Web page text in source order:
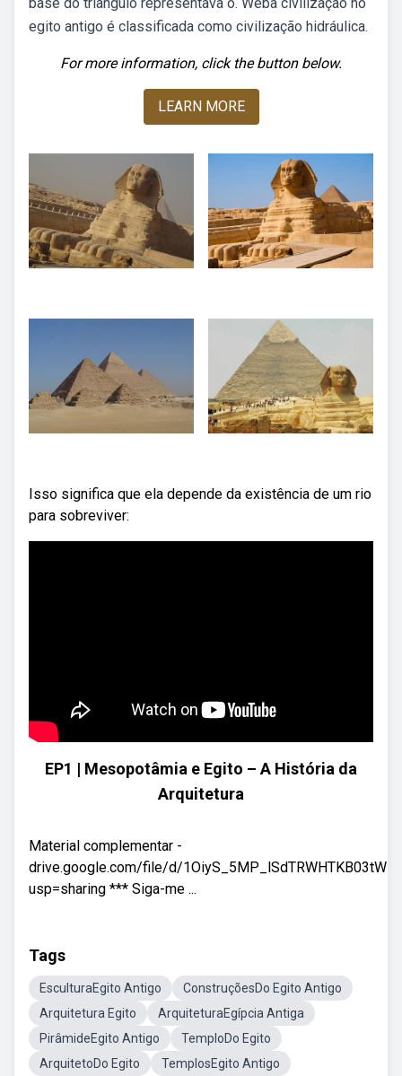
egito antigo é classificada como civilização hidráulica.
For more information, click the button below.
LEARN MORE
Isso significa que ela depende da existência de um rio
para sobreviver:
EP1 | Mesopotâmia e Egito – A História da
Arquitetura
Material complementar -
drive.google.com/file/d/
usp=sharing *** Siga-me ...
Tags
EsculturaEgito Antigo
ConstruçõesDo Egito Antigo
Arquitetura Egito
ArquiteturaEgípcia Antiga
PirâmideEgito Antigo
TemploDo Egito
ArquitetoDo Egito
TemplosEgito Antigo